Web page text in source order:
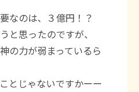
なのは、３億円！？
と思ったのですが、
の力が弱まっているら
とじゃないですかーー